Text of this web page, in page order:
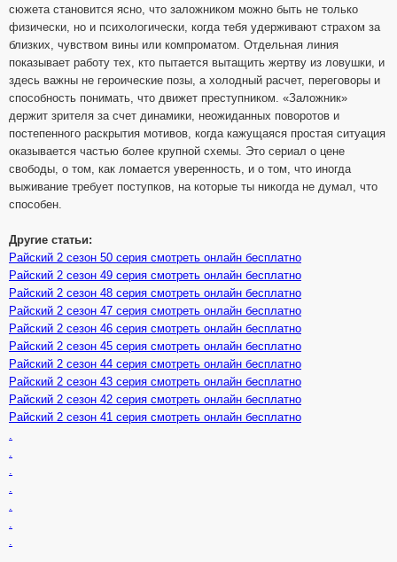
сюжета становится ясно, что заложником можно быть не только
физически, но и психологически, когда тебя удерживают страхом за
близких, чувством вины или компроматом. Отдельная линия
показывает работу тех, кто пытается вытащить жертву из ловушки, и
здесь важны не героические позы, а холодный расчет, переговоры и
способность понимать, что движет преступником. «Заложник»
держит зрителя за счет динамики, неожиданных поворотов и
постепенного раскрытия мотивов, когда кажущаяся простая ситуация
оказывается частью более крупной схемы. Это сериал о цене
свободы, о том, как ломается уверенность, и о том, что иногда
выживание требует поступков, на которые ты никогда не думал, что
способен.
Другие статьи:
Райский 2 сезон 50 серия смотреть онлайн бесплатно
Райский 2 сезон 49 серия смотреть онлайн бесплатно
Райский 2 сезон 48 серия смотреть онлайн бесплатно
Райский 2 сезон 47 серия смотреть онлайн бесплатно
Райский 2 сезон 46 серия смотреть онлайн бесплатно
Райский 2 сезон 45 серия смотреть онлайн бесплатно
Райский 2 сезон 44 серия смотреть онлайн бесплатно
Райский 2 сезон 43 серия смотреть онлайн бесплатно
Райский 2 сезон 42 серия смотреть онлайн бесплатно
Райский 2 сезон 41 серия смотреть онлайн бесплатно